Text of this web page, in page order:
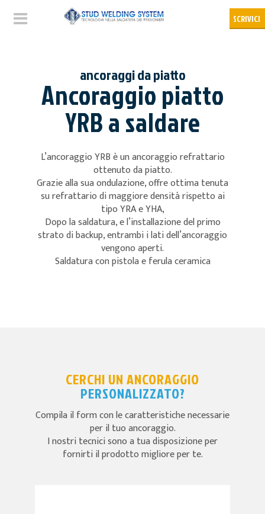
ancoraggi da piatto
Ancoraggio piatto
YRB a saldare
L’ancoraggio YRB è un ancoraggio refrattario
ottenuto da piatto.
Grazie alla sua ondulazione, offre ottima tenuta
su refrattario di maggiore densità rispetto ai
tipo YRA e YHA,
Dopo la saldatura, e l’installazione del primo
strato di backup, entrambi i lati dell’ancoraggio
vengono aperti.
Saldatura con pistola e ferula ceramica
CERCHI UN ANCORAGGIO
PERSONALIZZATO?
Compila il form con le caratteristiche necessarie
per il tuo ancoraggio.
I nostri tecnici sono a tua disposizione per
fornirti il prodotto migliore per te.